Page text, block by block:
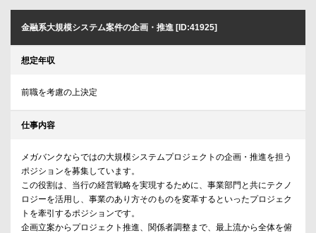
金融系大規模システム案件の企画・推進 [ID:41925]
想定年収
前職を考慮の上決定
仕事内容
メガバンクならではの大規模システムプロジェクトの企画・推進を担う
ポジションを募集しています。
この役割は、当行の経営戦略を実現するために、事業部門と共にテクノ
ロジーを活用し、事業のあり方そのものを変革するといったプロジェク
トを牽引するポジションです。
企画立案からプロジェクト推進、関係者調整まで、最上流から全体を俯